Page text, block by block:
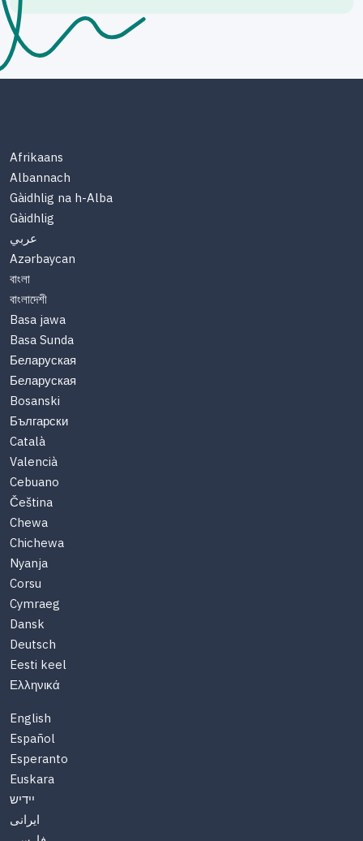
Afrikaans
Albannach
Gàidhlig na h-Alba
Gàidhlig
عربي
Azərbaycan
বাংলা
বাংলাদেশী
Basa jawa
Basa Sunda
Беларуская
Беларуская
Bosanski
Български
Català
Valencià
Cebuano
Čeština
Chewa
Chichewa
Nyanja
Corsu
Cymraeg
Dansk
Deutsch
Eesti keel
Ελληνικά
English
Español
Esperanto
Euskara
יידיש
ایرانی